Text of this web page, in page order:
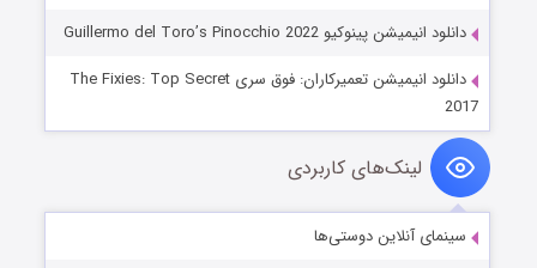
دانلود انیمیشن پینوکیو Guillermo del Toro’s Pinocchio 2022
دانلود انیمیشن تعمیرکاران: فوق سری The Fixies: Top Secret
2017
لینک‌های کاربردی
سینمای آنلاین دوستی‌ها